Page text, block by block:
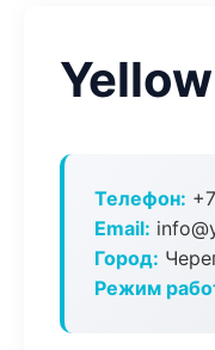
Телефон:
Email:
Город:
Режим